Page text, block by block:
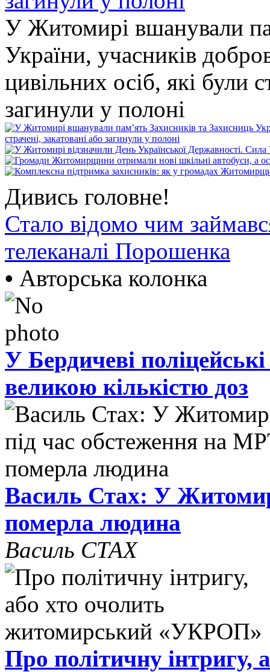
У Житомирі вшанували
України, учасників
цивільних осіб, які були
загинули у полоні
Дивись головне!
Стало відомо чим
телеканалі Порошенка
• Авторська колонка
У Бердичеві
великою кількістю доз
Василь Стах: У
померла людина
Василь СТАХ
Про політичну інтригу,